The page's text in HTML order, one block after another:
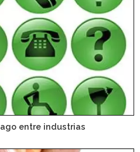
entre industrias